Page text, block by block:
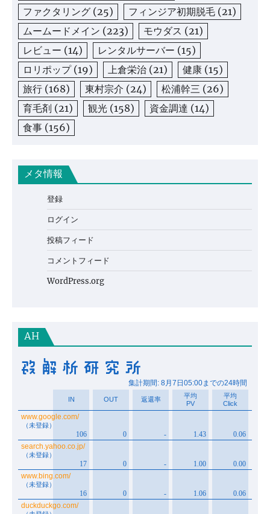
ファクタリング (25) フィンジア初期脱毛 (21)
ムームードメイン (223) モウダス (21)
レビュー (14) レンタルサーバー (15)
ロリポップ(19) 上倉栄治 (21) 健康 (15)
旅行 (168) 東村宗介 (24) 松浦幹三 (26)
育毛剤 (21) 観光 (158) 資金調達 (14)
食事 (156)
メタ情報
登録
ログイン
投稿フィード
コメントフィード
WordPress.org
AH